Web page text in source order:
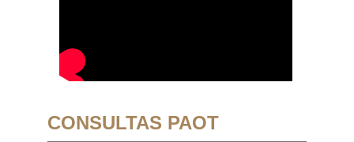
CONSULTAS PAOT